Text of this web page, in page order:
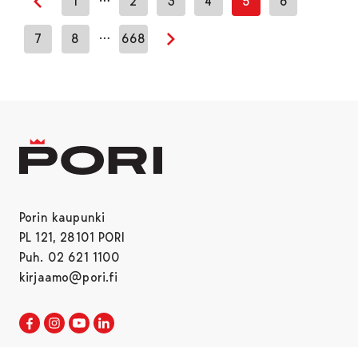
Edellinen sivu
7 8 … 668
Seuraava sivu
Porin kaupunki
PL 121, 28101 PORI
Puh. 02 621 1100
kirjaamo@pori.fi
Porin kaupunki Facebookissa
Avautuu uudessa välilehdessä
Porin kaupunki Instagramissa
Avautuu uudessa välilehdessä
Porin kaupunki Youtubessa
Avautuu uudessa välilehdessä